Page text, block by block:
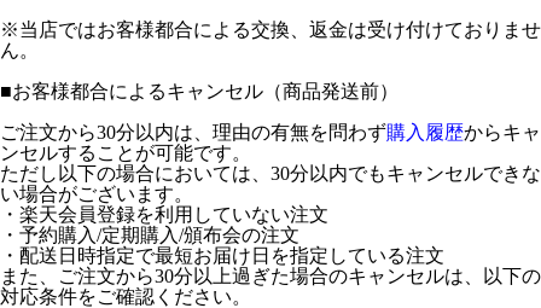
※当店ではお客様都合による交換、返金は受け付けておりませ
ん。
■お客様都合によるキャンセル（商品発送前）
ご注文から30分以内は、理由の有無を問わず購入履歴からキャ
ンセルすることが可能です。
ただし以下の場合においては、30分以内でもキャンセルできな
い場合がございます。
・楽天会員登録を利用していない注文
・予約購入/定期購入/頒布会の注文
・配送日時指定で最短お届け日を指定している注文
また、ご注文から30分以上過ぎた場合のキャンセルは、以下の
対応条件をご確認ください。